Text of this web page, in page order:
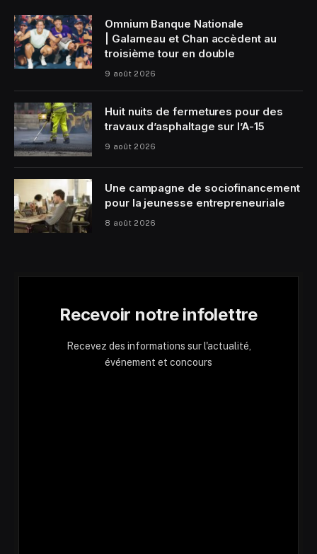
Omnium Banque Nationale
| Galarneau et Chan accèdent au
troisième tour en double
9 août 2026
Huit nuits de fermetures pour des
travaux d’asphaltage sur l’A-15
9 août 2026
Une campagne de sociofinancement
pour la jeunesse entrepreneuriale
8 août 2026
Recevoir notre infolettre
Recevez des informations sur l'actualité,
événement et concours